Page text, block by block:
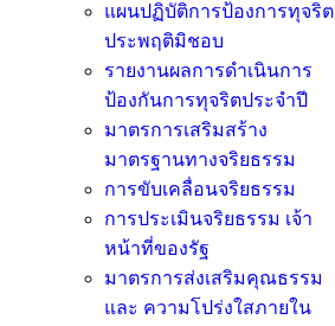
แผนปฏิบัติการป้องการทุจริต
ประพฤติมิชอบ
รายงานผลการดำเนินการ
ป้องกันการทุจริตประจำปี
มาตรการเสริมสร้าง
มาตรฐานทางจริยธรรม
การขับเคลื่อนจริยธรรม
การประเมินจริยธรรม เจ้า
หน้าที่ของรัฐ
มาตรการส่งเสริมคุณธรรม
และ ความโปร่งใสภายใน